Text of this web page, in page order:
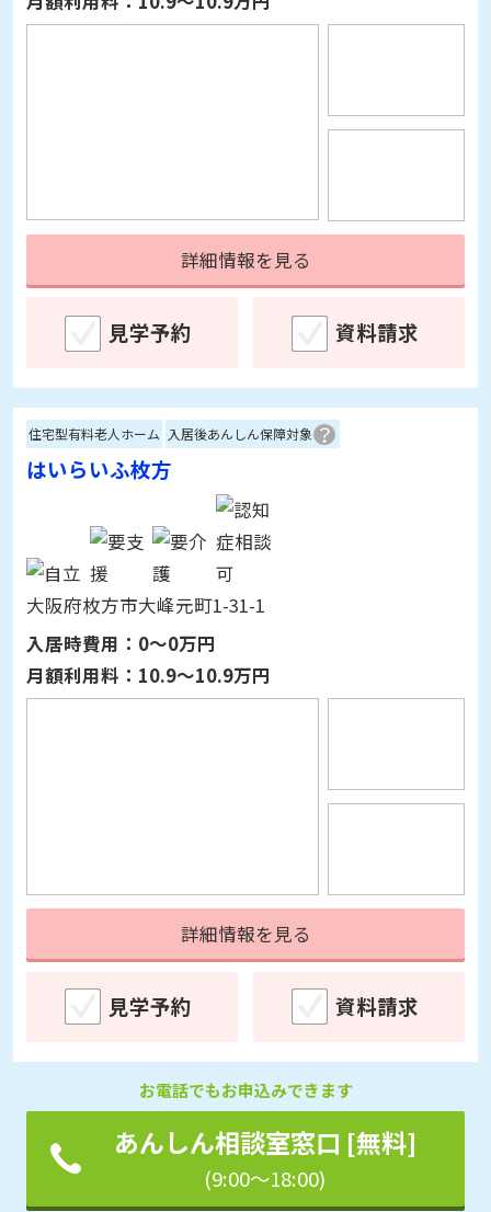
詳細情報を見る
住宅型有料老人ホーム 入居後あんしん保障対象
はいらいふ枚方
大阪府枚方市大峰元町1-31-1
入居時費用：0～0万円
月額利用料： 10.9～10.9万円
詳細情報を見る
お電話でもお申込みできます
あんしん相談室窓口 [無料]
(9:00～18:00)